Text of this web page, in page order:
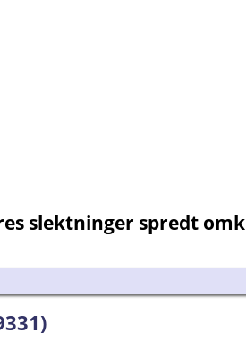
slektninger spredt